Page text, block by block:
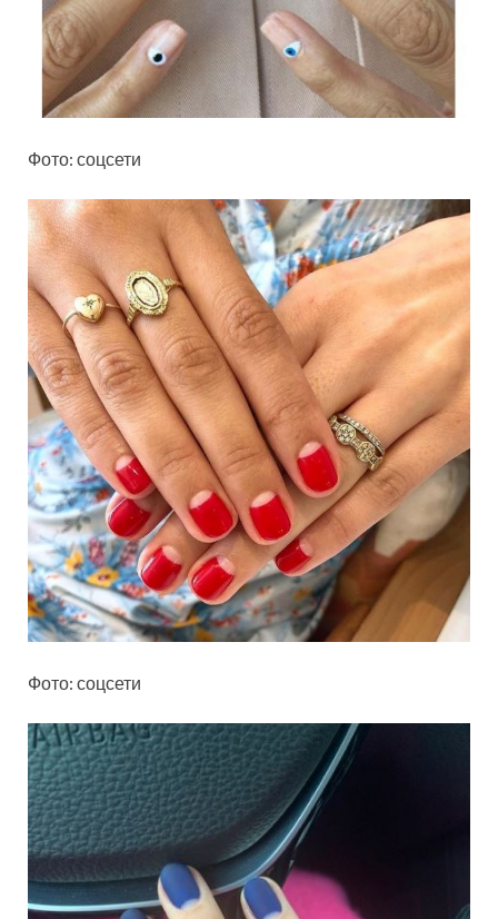
Фото: соцсети
Фото: соцсети